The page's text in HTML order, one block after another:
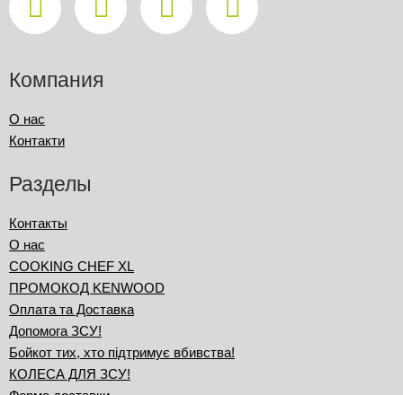
Компания
О нас
Контакти
Разделы
Контакты
О нас
COOKING CHEF XL
ПРОМОКОД KENWOOD
Оплата та Доставка
Допомога ЗСУ!
Бойкот тих, хто підтримує вбивства!
КОЛЕСА ДЛЯ ЗСУ!